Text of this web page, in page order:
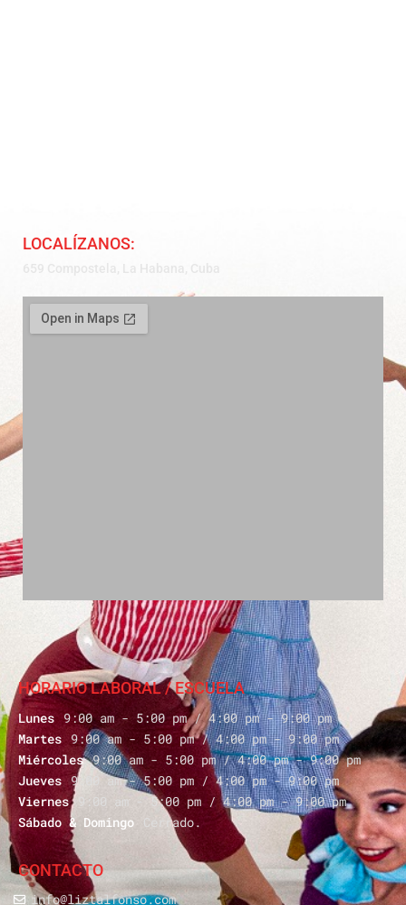
LOCALÍZANOS:
HORARIO LABORAL / ESCUELA
Lunes 9:00 am - 5:00 pm / 4:00 pm - 9:00 pm
Martes 9:00 am - 5:00 pm / 4:00 pm - 9:00 pm
Miércoles 9:00 am - 5:00 pm / 4:00 pm - 9:00 pm
Jueves 9:00 am - 5:00 pm / 4:00 pm - 9:00 pm
Viernes
9:00 am - 5:00 pm / 4:00 pm - 9:00 pm
Sábado & Domingo
Cerrado.
CONTACTO
info@liztalfonso.com